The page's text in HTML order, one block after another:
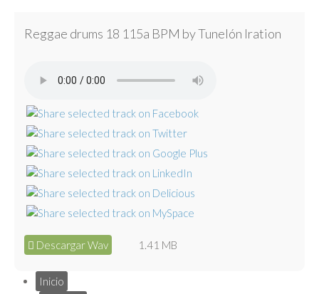
Reggae drums 18 115a BPM by Tunelón Iration
Descargar Wav 1.41 MB
Inicio